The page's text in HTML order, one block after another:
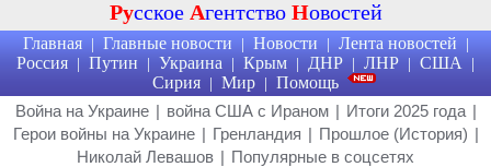
Русское Агентство Новостей
Главная | Главные новости | Новости | Лента новостей |
Россия | Путин | Украина | Крым | ДНР | ЛНР | США |
Сирия | Мир | Помощь
Война на Украине | война США с Ираном | Итоги 2025 года |
Герои войны на Украине | Гренландия | Прошлое (История) |
Николай Левашов | Популярные в соцсетях